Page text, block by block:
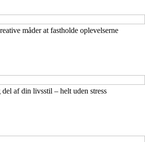
måder at fastholde oplevelserne
af din livsstil – helt uden stress